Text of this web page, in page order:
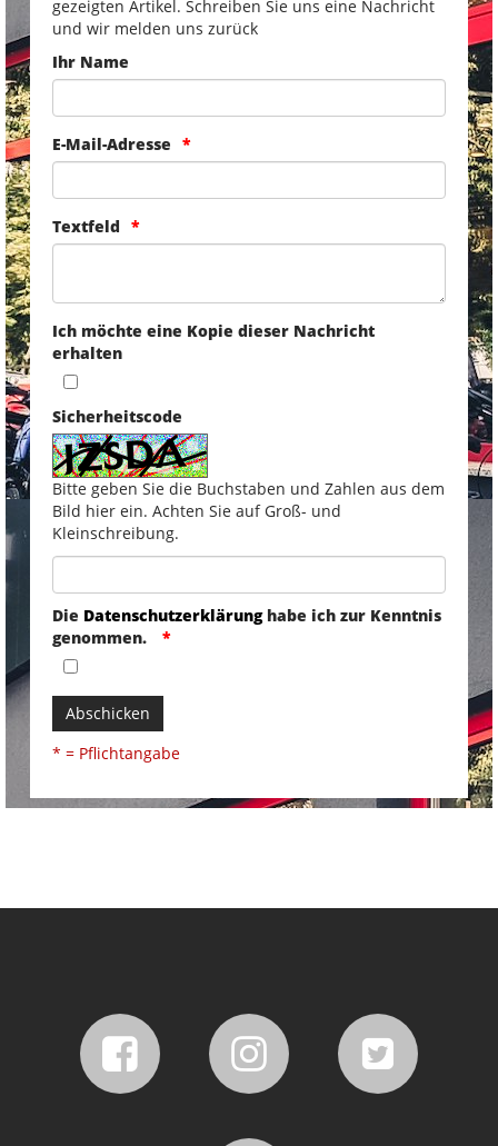
gezeigten Artikel. Schreiben Sie uns eine Nachricht
und wir melden uns zurück
Ihr Name
E-Mail-Adresse
Textfeld
Ich möchte eine Kopie dieser Nachricht
erhalten
Sicherheitscode
Bitte geben Sie die Buchstaben und Zahlen aus dem
Bild hier ein. Achten Sie auf Groß- und
Kleinschreibung.
Die Datenschutzerklärunghabe ich zur Kenntnis
genommen.
Abschicken
* = Pflichtangabe